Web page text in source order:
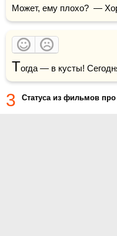
Может, ему плохо?  —
Тогда — в кусты!
3 Статуса из фильмов